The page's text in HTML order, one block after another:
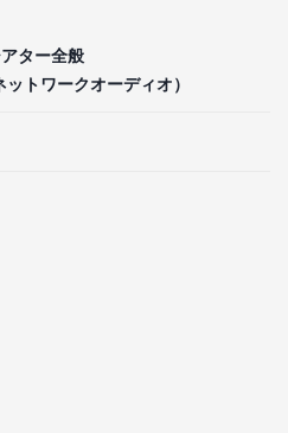
ター全般
トワークオーディオ）